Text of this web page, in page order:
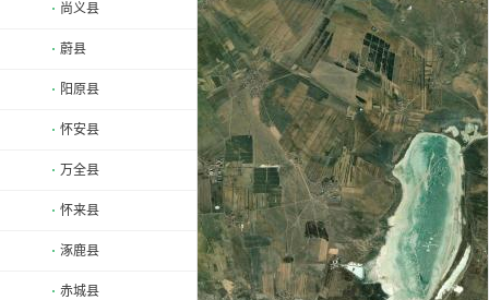
尚义县
蔚县
阳原县
怀安县
万全县
怀来县
涿鹿县
赤城县